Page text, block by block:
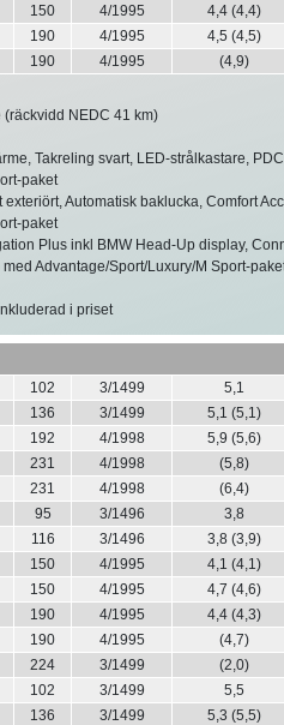
150 4/1995 4,4 (4,4)
190 4/1995 4,5 (4,5)
190 4/1995 (4,9)
(räckvidd NEDC 41 km)
Takreling svart, LED-strålkastare,
paket
Automatisk baklucka, Comfort
paket
Plus inkl BMW Head-Up display,
Advantage/Sport/Luxury/M Sport-
i priset
102 3/1499 5,1
136 3/1499 5,1 (5,1)
192 4/1998 5,9 (5,6)
231 4/1998 (5,8)
231 4/1998 (6,4)
95 3/1496 3,8
116 3/1496 3,8 (3,9)
150 4/1995 4,1 (4,1)
150 4/1995 4,7 (4,6)
190 4/1995 4,4 (4,3)
190 4/1995 (4,7)
224 3/1499 (2,0)
102 3/1499 5,5
136 3/1499 5,3 (5,5)